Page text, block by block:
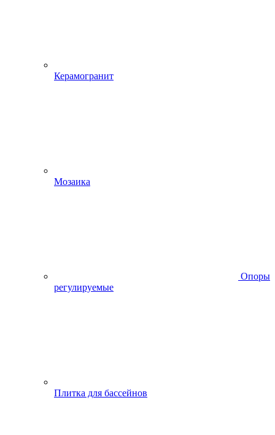
Керамогранит
Мозаика
Опоры
регулируемые
Плитка для бассейнов